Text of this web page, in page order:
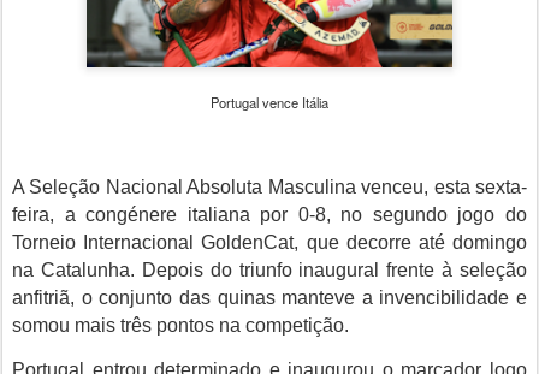
Portugal vence Itália
A Seleção Nacional Absoluta Masculina venceu, esta sexta-
feira, a congénere italiana por 0-8, no segundo jogo do
Torneio Internacional GoldenCat, que decorre até domingo
na Catalunha. Depois do triunfo inaugural frente à seleção
anfitriã, o conjunto das quinas manteve a invencibilidade e
somou mais três pontos na competição.
Portugal entrou determinado e inaugurou o marcador logo